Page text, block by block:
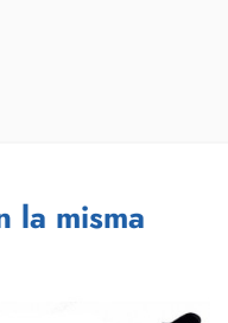
la misma